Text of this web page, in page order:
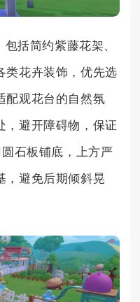
括简约紫藤花架、
类花卉装饰，优先选
配观花台的自然氛
，避开障碍物，保证
石板铺底，上方严
，避免后期倾斜晃